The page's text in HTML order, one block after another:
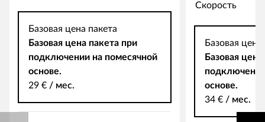
Базовая цена пакета
Базовая цена пакета при
подключении на помесячной
основе.
29 € / мес.
Скорость
Базовая цена
Базовая
основе.
34 € / мес.